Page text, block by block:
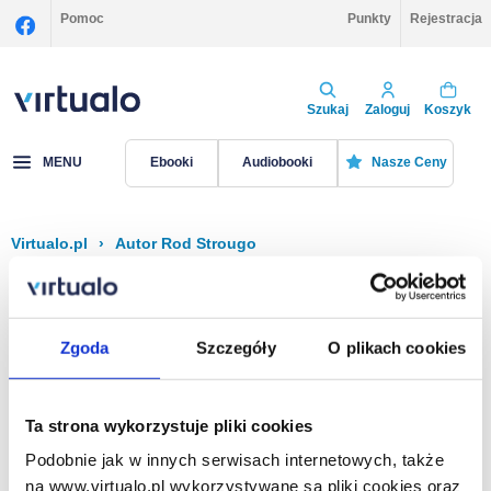
Zgoda Szczegóły O plikach cookies
Ta strona wykorzystuje pliki cookies
Podobnie jak w innych serwisach internetowych, także
na www.virtualo.pl wykorzystywane są pliki cookies oraz
Pomoc Punkty Rejestracja
Szukaj Zaloguj Koszyk
MENU Ebooki Audiobooki Nasze Ceny
Virtualo.pl › Autor Rod Strougo
Filtruj Sortuj
Na stronie